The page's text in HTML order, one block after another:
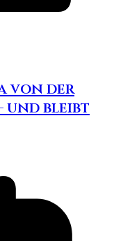
von der
und bleibt